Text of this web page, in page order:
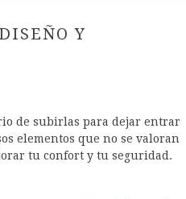
Y
de subirlas para dejar entrar
elementos que no se valoran
tu confort y tu seguridad.